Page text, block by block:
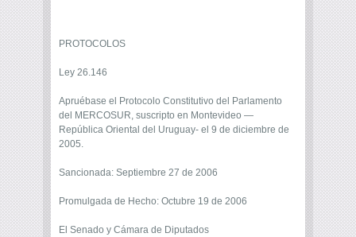
PROTOCOLOS
Ley 26.146
Apruébase el Protocolo Constitutivo del Parlamento
del MERCOSUR, suscripto en Montevideo —
República Oriental del Uruguay- el 9 de diciembre de
2005.
Sancionada: Septiembre 27 de 2006
Promulgada de Hecho: Octubre 19 de 2006
El Senado y Cámara de Diputados